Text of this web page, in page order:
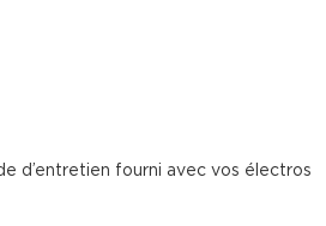
d’entretien fourni avec vos électros